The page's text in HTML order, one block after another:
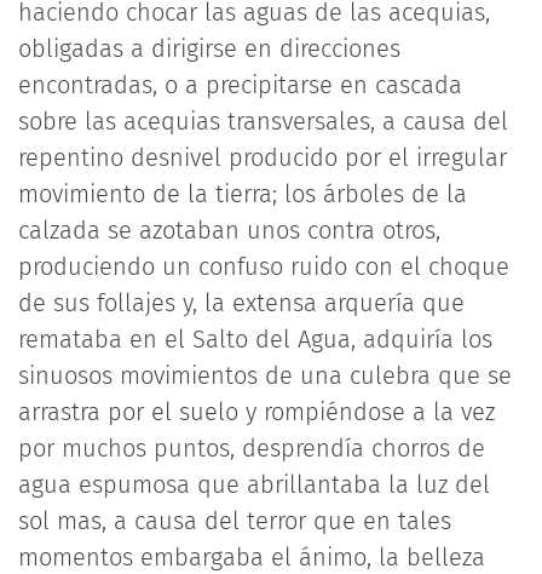
haciendo chocar las aguas de las acequias,
obligadas a dirigirse en direcciones
encontradas, o a precipitarse en cascada
sobre las acequias transversales, a causa del
repentino desnivel producido por el irregular
movimiento de la tierra; los árboles de la
calzada se azotaban unos contra otros,
produciendo un confuso ruido con el choque
de sus follajes y, la extensa arquería que
remataba en el Salto del Agua, adquiría los
sinuosos movimientos de una culebra que se
arrastra por el suelo y rompiéndose a la vez
por muchos puntos, desprendía chorros de
agua espumosa que abrillantaba la luz del
sol mas, a causa del terror que en tales
momentos embargaba el ánimo, la belleza